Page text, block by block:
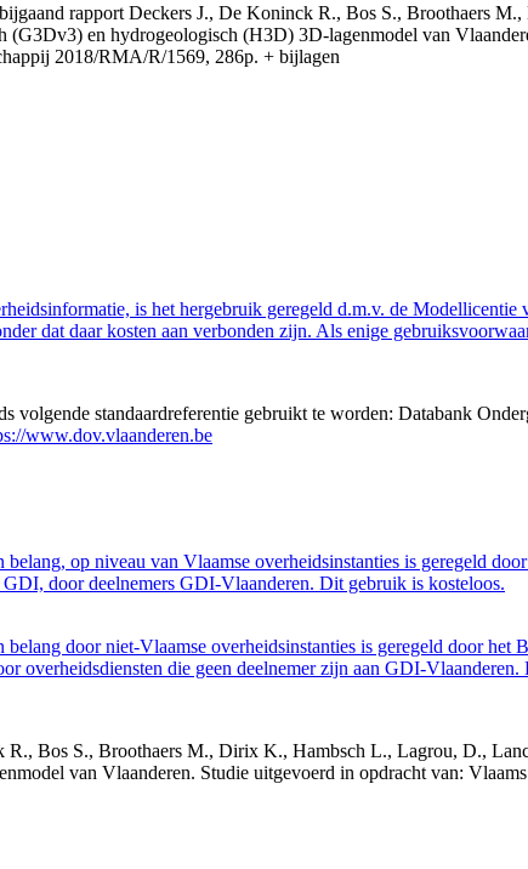
rapport Deckers J., De Koninck R., Bos S., Broothaers
en hydrogeologisch (H3D) 3D-lagenmodel van
2018/RMA/R/1569, 286p. + bijlagen
is het hergebruik geregeld d.m.v. de
dat daar kosten aan verbonden zijn. Als enige
standaardreferentie gebruikt te worden: Databank
www.dov.vlaanderen.be
op niveau van Vlaamse overheidsinstanties is geregeld
door deelnemers GDI-Vlaanderen. Dit gebruik is kosteloos.
door niet-Vlaamse overheidsinstanties is geregeld door
overheidsdiensten die geen deelnemer zijn aan GDI-
Bos S., Broothaers M., Dirix K., Hambsch L., Lagrou, D.,
van Vlaanderen. Studie uitgevoerd in opdracht van: